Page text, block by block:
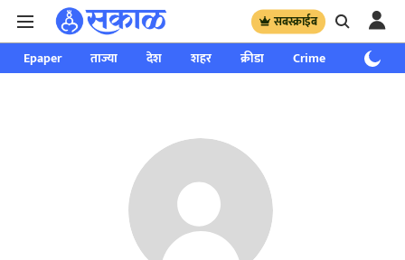
सबस्क्राईब
Epaper ताज्या देश शहर क्रीडा Crime साप्ताहिक